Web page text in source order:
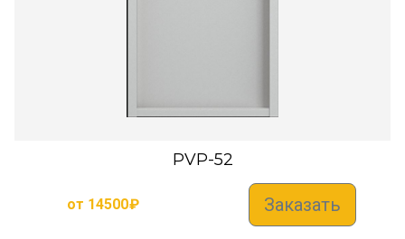
PVP-52
от 14500₽ Заказать